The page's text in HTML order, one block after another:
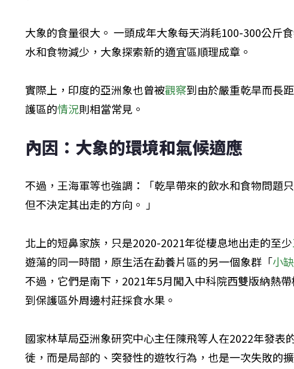
大象的食量很大。 一頭成年大象每天消耗100-300公斤
水和食物減少，大象探索新的適宜區順理成章。
實際上，印度的亞洲象也曾被觀察到由於嚴重乾旱而長
護區的情況則相當常見。
內因：大象的環境和氣候適應
不過，王海軍等也強調：「乾旱帶來的飲水和食物問題
但不決定其出走的方向。 」
北上的短鼻家族，只是2020-2021年從棲息地出走的至少
遊蕩的同一時間，原生活在勐養片區的另一個象群「小
不過，它們是南下，2021年5月闖入中科院西雙版納熱
到保護區外周邊村莊採食水果。
國家林草局亞洲象研究中心主任陳飛等人在2022年發表
徙，而是局部的、突發性的遊牧行為，也是一次失敗的